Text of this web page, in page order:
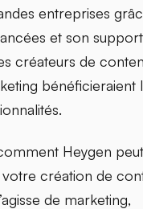
entreprises
et sonsupport
créateurs de
bénéficieraient
Heygen peut
votrecréation de
de marketing,